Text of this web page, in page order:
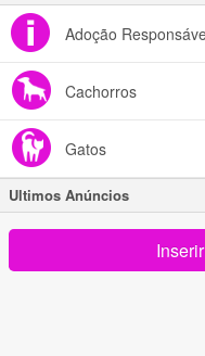
Adoção
Cachorros
Gatos
Ultimos Anúncios